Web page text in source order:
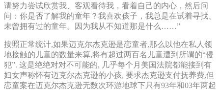
请努力尝试欣赏我、客观看待我，看着自己的内心，然后问
问：你是否了解我的童年？我喜欢孩子，我总是在试着寻找、
未曾拥有过的童年。因为我从不知道那是什么……”
按照正常统计,如果迈克尔杰克逊是恋童者,那么以他在私人领
地接触的儿童的数量来算,将有超过两百名儿童遭到所谓的“侵
犯”. 这是绝绝对对不可能的, 几乎每个月美国法院都能接到有
妇女声称怀有迈克尔杰克逊的小孩, 要求杰克逊支付抚养费,但
恋童案在迈克尔杰克逊无数次环游地球下只有93年和03年两起